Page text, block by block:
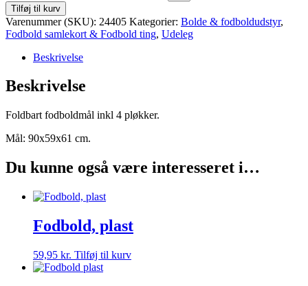
Tilføj til kurv
Varenummer (SKU): 24405 Kategorier: Bolde & fodboldudstyr,
Fodbold samlekort & Fodbold ting, Udeleg
Beskrivelse
Beskrivelse
Foldbart fodboldmål inkl 4 pløkker.
Mål: 90x59x61 cm.
Du kunne også være interesseret i…
Fodbold, plast
59,95 kr. Tilføj til kurv